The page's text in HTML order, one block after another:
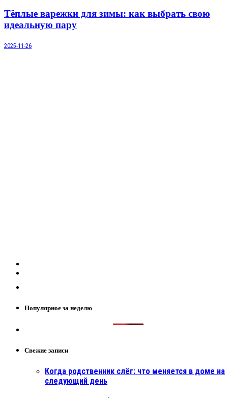
Тёплые варежки для зимы: как выбрать свою
идеальную пару
2025-11-26
Популярное за неделю
Свежие записи
Когда родственник слёг: что меняется в доме на
следующий день